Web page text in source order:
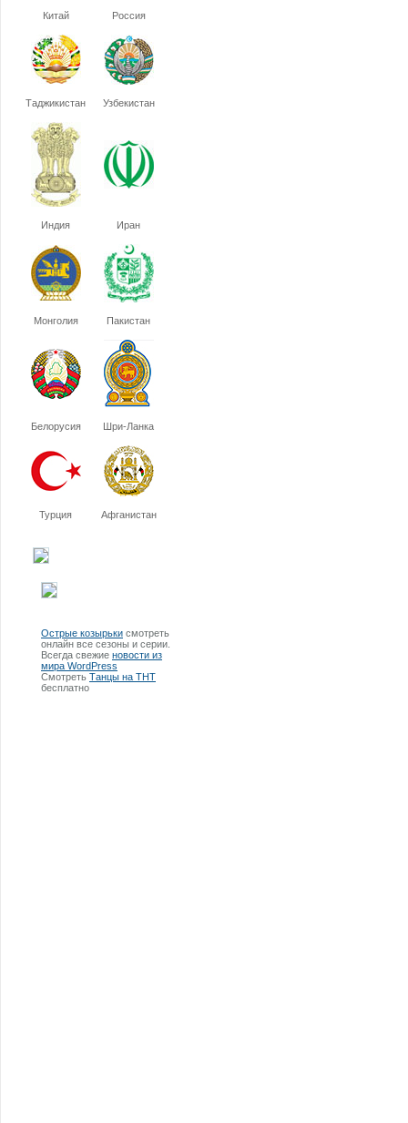
Китай Россия
Таджикистан Узбекистан
Индия Иран
Монголия Пакистан
Белорусия Шри-Ланка
Турция Афганистан
Острые козырьки смотреть
онлайн все сезоны и серии.
Всегда свежие новости из
мира WordPress
Смотреть Танцы на ТНТ
бесплатно